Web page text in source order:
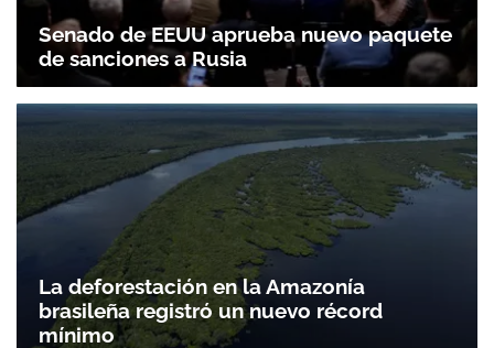
Senado de EEUU aprueba nuevo paquete
de sanciones a Rusia
La deforestación en la Amazonía
brasileña registró un nuevo récord
mínimo